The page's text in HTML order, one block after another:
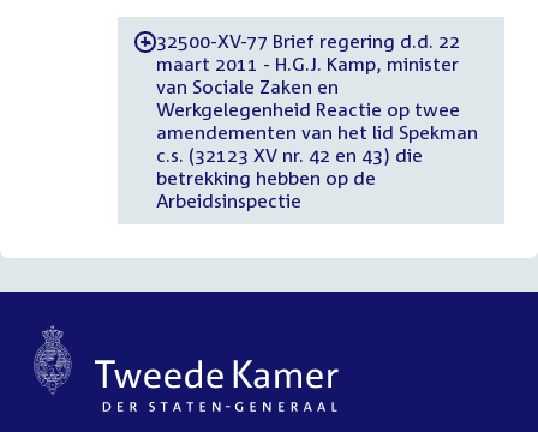
-32500-XV-77 Brief regering d.d. 22
maart 2011 - H.G.J. Kamp, minister
van Sociale Zaken en
Werkgelegenheid Reactie op twee
amendementen van het lid Spekman
c.s. (32123 XV nr. 42 en 43) die
betrekking hebben op de
Arbeidsinspectie